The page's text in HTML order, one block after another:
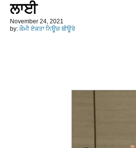
ਲਾਈ
November 24, 2021
by: ਕੌਮੀ ਏਕਤਾ ਨਿਊਜ਼ ਬੀਊਰੋ